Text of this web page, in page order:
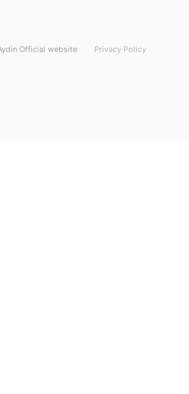
Official website Privacy Policy